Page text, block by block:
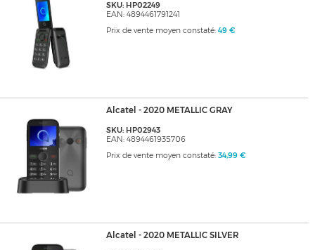
SKU: HP02249
EAN: 4894461791241
Prix de vente moyen constaté: 49 €
Alcatel - 2020 METALLIC GRAY
SKU: HP02943
EAN: 4894461935706
Prix de vente moyen constaté: 34,99 €
Alcatel - 2020 METALLIC SILVER